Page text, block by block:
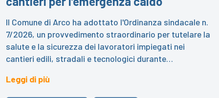
Il Comune di Arco ha adottato l'Ordinanza sindacale n.
7/2026, un provvedimento straordinario per tutelare la
salute e la sicurezza dei lavoratori impiegati nei
cantieri edili, stradali e tecnologici durante…
Leggi di più